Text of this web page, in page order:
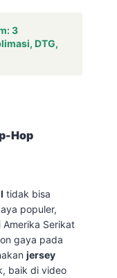
3
DTG,
Hop
tidak bisa
populer,
Serikat
gaya pada
jersey
baik di video